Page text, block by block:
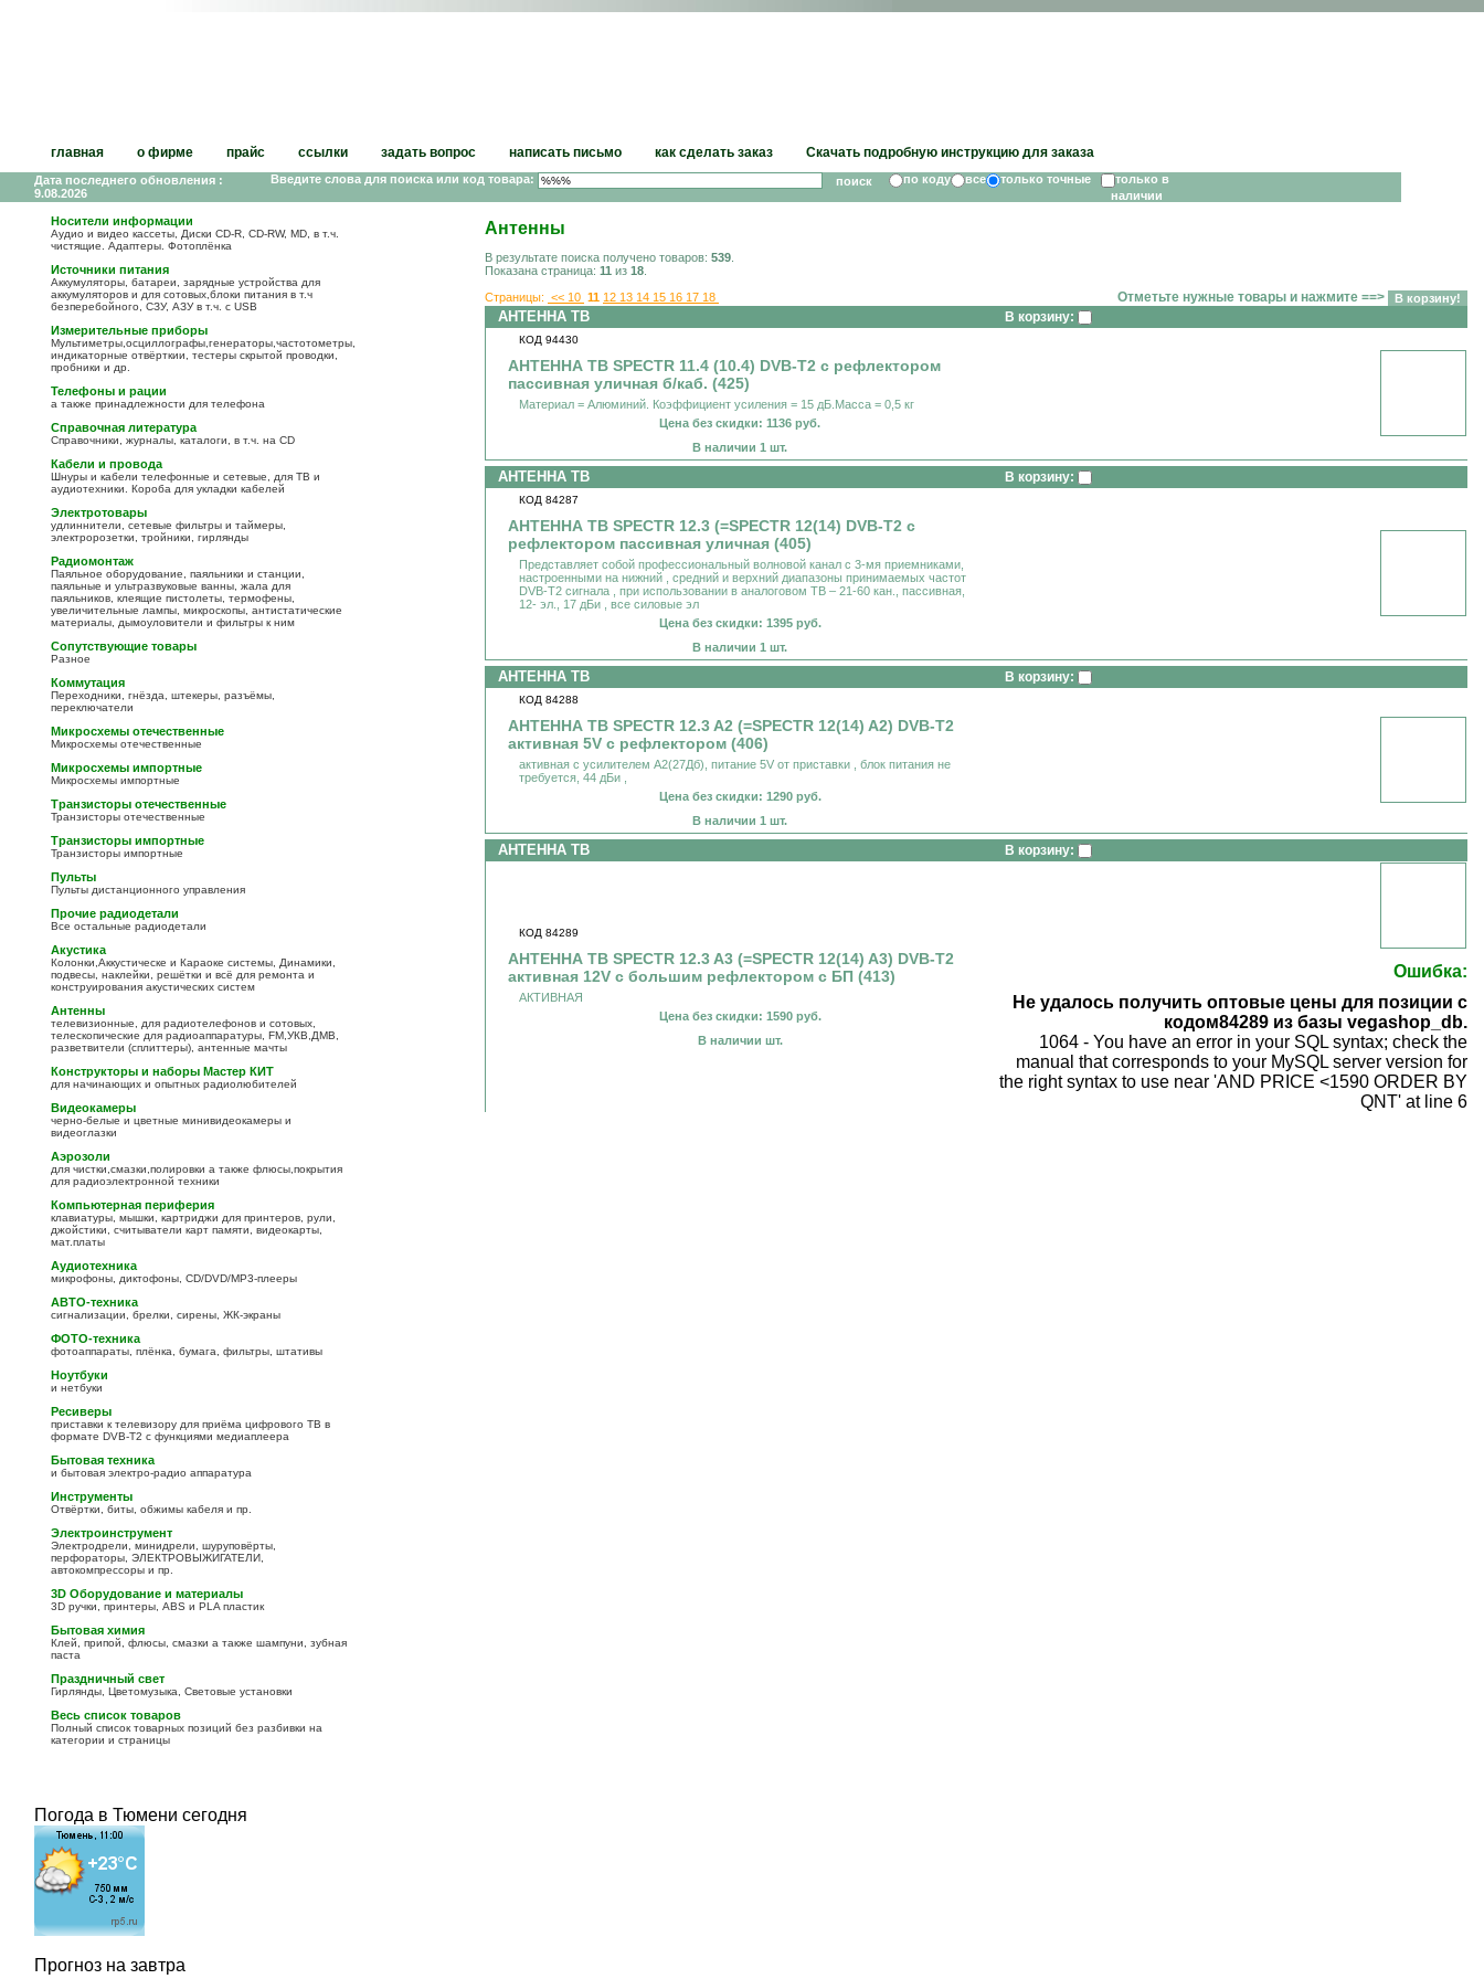
главная о фирме прайс ссылки задать вопрос написать письмо как сделать заказ Скачать подробную инструкцию для заказа
Дата последнего обновления :
9.08.2026
Введите слова для поиска или код товара: по коду все только точные
только в
наличии
Носители информации
Аудио и видео кассеты, Диски CD-R, CD-RW, MD, в т.ч.
чистящие. Адаптеры. Фотоплёнка
Источники питания
Аккумуляторы, батареи, зарядные устройства для
аккумуляторов и для сотовых,блоки питания в т.ч
безперебойного, СЗУ, АЗУ в т.ч. с USB
Измерительные приборы
Мультиметры,осциллографы,генераторы,частотометры,
индикаторные отвёрткии, тестеры скрытой проводки,
пробники и др.
Телефоны и рации
а также принадлежности для телефона
Справочная литература
Справочники, журналы, каталоги, в т.ч. на CD
Кабели и провода
Шнуры и кабели телефонные и сетевые, для ТВ и
аудиотехники. Короба для укладки кабелей
Электротовары
удлиннители, сетевые фильтры и таймеры,
электророзетки, тройники, гирлянды
Радиомонтаж
Паяльное оборудование, паяльники и станции,
паяльные и ультразвуковые ванны, жала для
паяльников, клеящие пистолеты, термофены,
увеличительные лампы, микроскопы, антистатические
материалы, дымоуловители и фильтры к ним
Сопутствующие товары
Разное
Коммутация
Переходники, гнёзда, штекеры, разъёмы,
переключатели
Микросхемы отечественные
Микросхемы отечественные
Микросхемы импортные
Микросхемы импортные
Транзисторы отечественные
Транзисторы отечественные
Транзисторы импортные
Транзисторы импортные
Пульты
Пульты дистанционного управления
Прочие радиодетали
Все остальные радиодетали
Акустика
Колонки,Аккустическе и Караоке системы, Динамики,
подвесы, наклейки, решётки и всё для ремонта и
конструирования акустических систем
Антенны
телевизионные, для радиотелефонов и сотовых,
телескопические для радиоаппаратуры, FM,УКВ,ДМВ,
разветвители (сплиттеры), антенные мачты
Конструкторы и наборы Мастер КИТ
для начинающих и опытных радиолюбителей
Видеокамеры
черно-белые и цветные минивидеокамеры и
видеоглазки
Аэрозоли
для чистки,смазки,полировки а также флюсы,покрытия
для радиоэлектронной техники
Компьютерная периферия
клавиатуры, мышки, картриджи для принтеров, рули,
джойстики, считыватели карт памяти, видеокарты,
мат.платы
Аудиотехника
микрофоны, диктофоны, CD/DVD/MP3-плееры
АВТО-техника
сигнализации, брелки, сирены, ЖК-экраны
ФОТО-техника
фотоаппараты, плёнка, бумага, фильтры, штативы
Ноутбуки
и нетбуки
Ресиверы
приставки к телевизору для приёма цифрового ТВ в
формате DVB-T2 с функциями медиаплеера
Бытовая техника
и бытовая электро-радио аппаратура
Инструменты
Отвёртки, биты, обжимы кабеля и пр.
Электроинструмент
Электродрели, минидрели, шуруповёрты,
перфораторы, ЭЛЕКТРОВЫЖИГАТЕЛИ,
автокомпрессоры и пр.
3D Оборудование и материалы
3D ручки, принтеры, ABS и PLA пластик
Бытовая химия
Клей, припой, флюсы, смазки а также шампуни, зубная
паста
Праздничный свет
Гирлянды, Цветомузыка, Световые установки
Весь список товаров
Полный список товарных позиций без разбивки на
категории и страницы
Погода в Тюмени сегодня
Прогноз на завтра
Антенны
В результате поиска получено товаров: 539
Показана страница: 11 из 18
Страницы: << 10 11 12 13 14 15 16 17 18 Отметьте нужные товары и нажмите ==>
АНТЕННА ТВ В корзину:
КОД 94430
АНТЕННА ТВ SPECTR 11.4 (10.4) DVB-T2 с рефлектором
пассивная уличная б/каб. (425)
Материал = Алюминий. Коэффициент усиления = 15 дБ.Масса = 0,5 кг
Цена без скидки: 1136 руб.
В наличии 1 шт.
АНТЕННА ТВ В корзину:
КОД 84287
АНТЕННА ТВ SPECTR 12.3 (=SPECTR 12(14) DVB-T2 с
рефлектором пассивная уличная (405)
Представляет собой профессиональный волновой канал с 3-мя приемниками,
настроенными на нижний , средний и верхний диапазоны принимаемых частот
DVB-T2 сигнала , при использовании в аналоговом ТВ – 21-60 кан., пассивная,
12- эл., 17 дБи , все силовые эл
Цена без скидки: 1395 руб.
В наличии 1 шт.
АНТЕННА ТВ В корзину:
КОД 84288
АНТЕННА ТВ SPECTR 12.3 A2 (=SPECTR 12(14) A2) DVB-T2
активная 5V с рефлектором (406)
активная с усилителем А2(27Дб), питание 5V от приставки , блок питания не
требуется, 44 дБи ,
Цена без скидки: 1290 руб.
В наличии 1 шт.
АНТЕННА ТВ В корзину:
КОД 84289
АНТЕННА ТВ SPECTR 12.3 A3 (=SPECTR 12(14) A3) DVB-T2
активная 12V с большим рефлектором с БП (413)
АКТИВНАЯ
Цена без скидки: 1590 руб.
В наличии шт.
Ошибка:
Не удалось получить оптовые цены для позиции с
кодом84289 из базы vegashop_db.
1064 - You have an error in your SQL syntax; check the
manual that corresponds to your MySQL server version for
the right syntax to use near 'AND PRICE <1590 ORDER BY
QNT' at line 6